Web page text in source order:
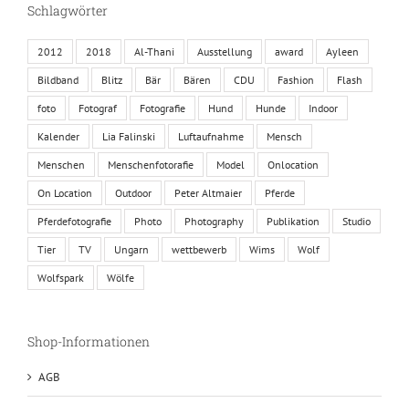
Schlagwörter
2012 2018 Al-Thani Ausstellung award Ayleen
Bildband Blitz Bär Bären CDU Fashion Flash
foto Fotograf Fotografie Hund Hunde Indoor
Kalender Lia Falinski Luftaufnahme Mensch
Menschen Menschenfotorafie Model Onlocation
On Location Outdoor Peter Altmaier Pferde
Pferdefotografie Photo Photography Publikation Studio
Tier TV Ungarn wettbewerb Wims Wolf
Wolfspark Wölfe
Shop-Informationen
AGB